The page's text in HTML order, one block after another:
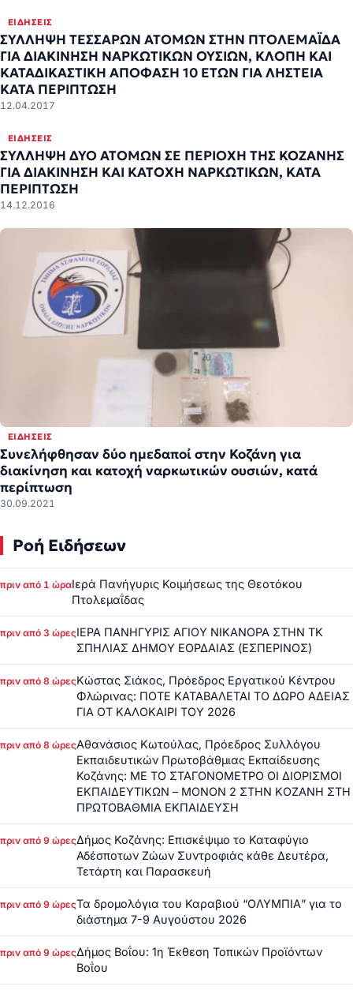
ΕΙΔΉΣΕΙΣ
ΣΥΛΛΗΨΗ ΤΕΣΣΑΡΩΝ ΑΤΟΜΩΝ ΣΤΗΝ ΠΤΟΛΕΜΑΪΔΑ
ΓΙΑ ΔΙΑΚΙΝΗΣΗ ΝΑΡΚΩΤΙΚΩΝ ΟΥΣΙΩΝ, ΚΛΟΠΗ ΚΑΙ
ΚΑΤΑΔΙΚΑΣΤΙΚΗ ΑΠΟΦΑΣΗ 10 ΕΤΩΝ ΓΙΑ ΛΗΣΤΕΙΑ
ΚΑΤΑ ΠΕΡΙΠΤΩΣΗ
12.04.2017
ΕΙΔΉΣΕΙΣ
ΣΥΛΛΗΨΗ ΔΥΟ ΑΤΟΜΩΝ ΣΕ ΠΕΡΙΟΧΗ ΤΗΣ ΚΟΖΑΝΗΣ
ΓΙΑ ΔΙΑΚΙΝΗΣΗ ΚΑΙ ΚΑΤΟΧΗ ΝΑΡΚΩΤΙΚΩΝ, ΚΑΤΑ
ΠΕΡΙΠΤΩΣΗ
14.12.2016
ΕΙΔΉΣΕΙΣ
Συνελήφθησαν δύο ημεδαποί στην Κοζάνη για
διακίνηση και κατοχή ναρκωτικών ουσιών, κατά
περίπτωση
30.09.2021
Ροή Ειδήσεων
πριν από 1 ώραΙερά Πανήγυρις Κοιμήσεως της Θεοτόκου
Πτολεμαΐδας
πριν από 3 ώρεςΙΕΡΑ ΠΑΝΗΓΥΡΙΣ ΑΓΙΟΥ ΝΙΚΑΝΟΡΑ ΣΤΗΝ ΤΚ
ΣΠΗΛΙΑΣ ΔΗΜΟΥ ΕΟΡΔΑΙΑΣ (ΕΣΠΕΡΙΝΟΣ)
πριν από 8 ώρεςΚώστας Σιάκος, Πρόεδρος Εργατικού Κέντρου
Φλώρινας: ΠΟΤΕ ΚΑΤΑΒΑΛΕΤΑΙ ΤΟ ΔΩΡΟ ΑΔΕΙΑΣ
ΓΙΑ ΟΤ ΚΑΛΟΚΑΙΡΙ ΤΟΥ 2026
πριν από 8 ώρεςΑθανάσιος Κωτούλας, Πρόεδρος Συλλόγου
Εκπαιδευτικών Πρωτοβάθμιας Εκπαίδευσης
Κοζάνης: ΜΕ ΤΟ ΣΤΑΓΟΝΟΜΕΤΡΟ ΟΙ ΔΙΟΡΙΣΜΟΙ
ΕΚΠΑΙΔΕΥΤΙΚΩΝ – ΜΟΝΟΝ 2 ΣΤΗΝ ΚΟΖΑΝΗ ΣΤΗ
ΠΡΩΤΟΒΑΘΜΙΑ ΕΚΠΑΙΔΕΥΣΗ
πριν από 9 ώρεςΔήμος Κοζάνης: Επισκέψιμο το Καταφύγιο
Αδέσποτων Ζώων Συντροφιάς κάθε Δευτέρα,
Τετάρτη και Παρασκευή
πριν από 9 ώρεςΤα δρομολόγια του Καραβιού “ΟΛΥΜΠΙΑ” για το
διάστημα 7-9 Αυγούστου 2026
πριν από 9 ώρεςΔήμος Βοΐου: 1η Έκθεση Τοπικών Προϊόντων
Βοΐου